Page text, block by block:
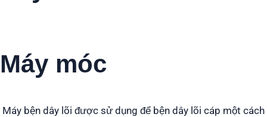
Máy móc
Máy bện dây lõi được sử dụng để bện dây lõi cáp một cách